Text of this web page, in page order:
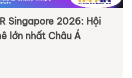
Singapore 2026: Hội
lớn nhất Châu Á